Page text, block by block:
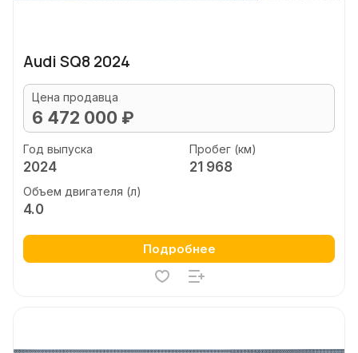
Audi SQ8 2024
Цена продавца
6 472 000 ₽
Год выпуска
2024
Пробег (км)
21 968
Объем двигателя (л)
4.0
Подробнее